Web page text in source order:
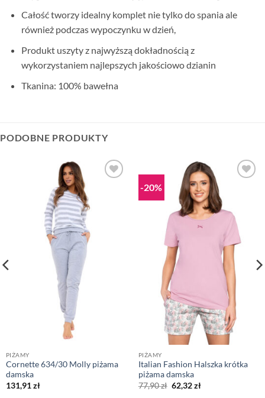
Całość tworzy idealny komplet nie tylko do spania ale
również podczas wypoczynku w dzień,
Produkt uszyty z najwyższą dokładnością z
wykorzystaniem najlepszych jakościowo dzianin
Tkanina: 100% bawełna
PODOBNE PRODUKTY
PIŻAMY
Cornette 634/30 Molly piżama
damska
131,91zł
-20%
PIŻAMY
Italian Fashion Halszka krótka
piżama damska
77,90zł Pierwotna
cena
62,32złAktualna